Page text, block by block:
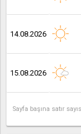
14.08.2026
15.08.2026
Sayfa başına satır